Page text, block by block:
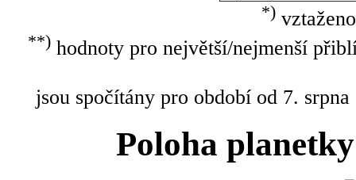
*)
**)hodnoty pro největší/nejmenší
jsou spočítány pro období od 7.
Poloha